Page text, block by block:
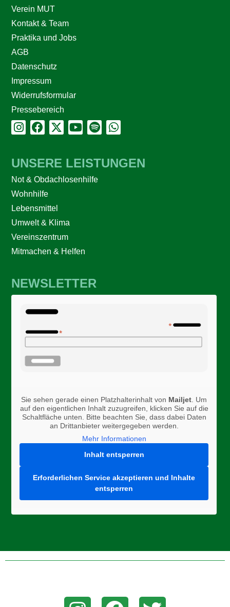
Verein MUT
Kontakt & Team
Praktika und Jobs
AGB
Datenschutz
Impressum
Widerrufsformular
Pressebereich
UNSERE LEISTUNGEN
Not & Obdachlosenhilfe
Wohnhilfe
Lebensmittel
Umwelt & Klima
Vereinszentrum
Mitmachen & Helfen
NEWSLETTER
Sie sehen gerade einen Platzhalterinhalt von Mailjet. Um
auf den eigentlichen Inhalt zuzugreifen, klicken Sie auf die
Schaltfläche unten. Bitte beachten Sie, dass dabei Daten
an Drittanbieter weitergegeben werden.
Mehr Informationen
Inhalt entsperren
Erforderlichen Service akzeptieren und Inhalte
entsperren